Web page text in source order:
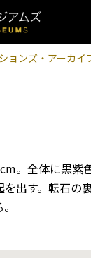
ョンズ・アーカイ
。全体に黒紫
出す。転石の